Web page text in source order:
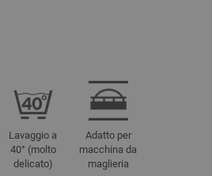
Lavaggio a
40° (molto
delicato)
Adatto per
macchina da
maglieria